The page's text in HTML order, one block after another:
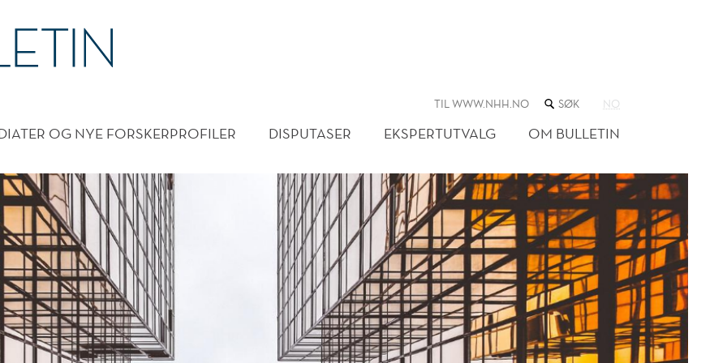
TIL WWW.NHH.NO SØK
NETTSTEDET
NO
OG NYE FORSKERPROFILER DISPUTASER EKSPERTUTVALG OM BULLETIN